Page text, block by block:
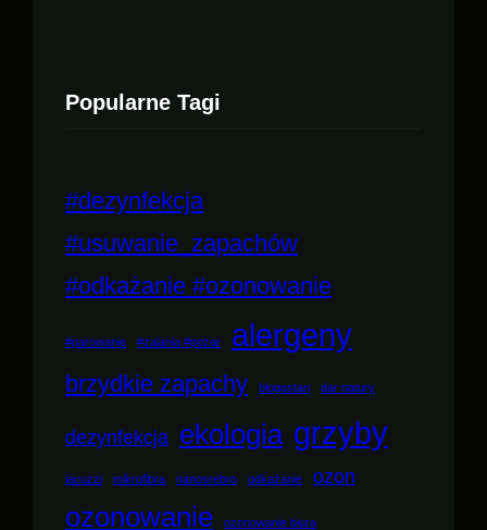
Popularne Tagi
#dezynfekcja
#usuwanie_zapachów
#odkażanie #ozonowanie
#parowanie #zalania #pożar alergeny
brzydkie zapachy błogostan dar natury
dezynfekcja ekologia grzyby
jacuzzi mikrofibra nanosrebro odkażanie ozon
ozonowanie ozonowanie biura